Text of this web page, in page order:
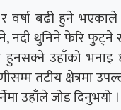
वर्षा बढी हुने भएकाले
नदी थुनिने फेरि
उहाँको भनाइ
तटीय क्षेत्रमा
उहाँले जोड दिनुभयो ।